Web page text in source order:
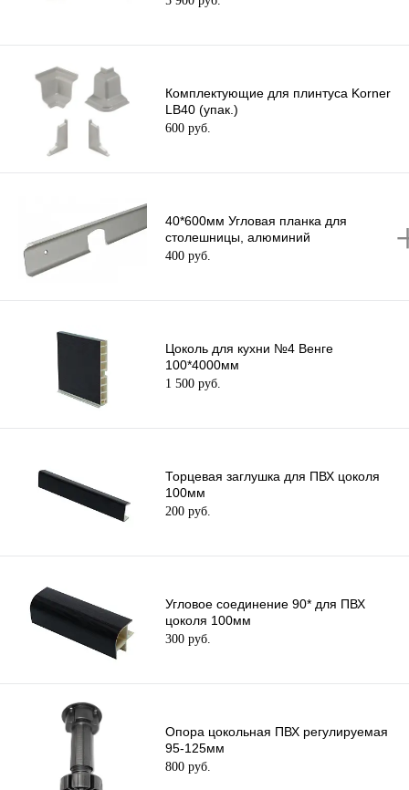
Комплектующие для плинтуса Korner
LB40 (упак.)
600 руб.
40*600мм Угловая планка для
столешницы, алюминий
400 руб.
Цоколь для кухни №4 Венге
100*4000мм
1 500 руб.
Торцевая заглушка для ПВХ цоколя
100мм
200 руб.
Угловое соединение 90* для ПВХ
цоколя 100мм
300 руб.
Опора цокольная ПВХ регулируемая
95-125мм
800 руб.